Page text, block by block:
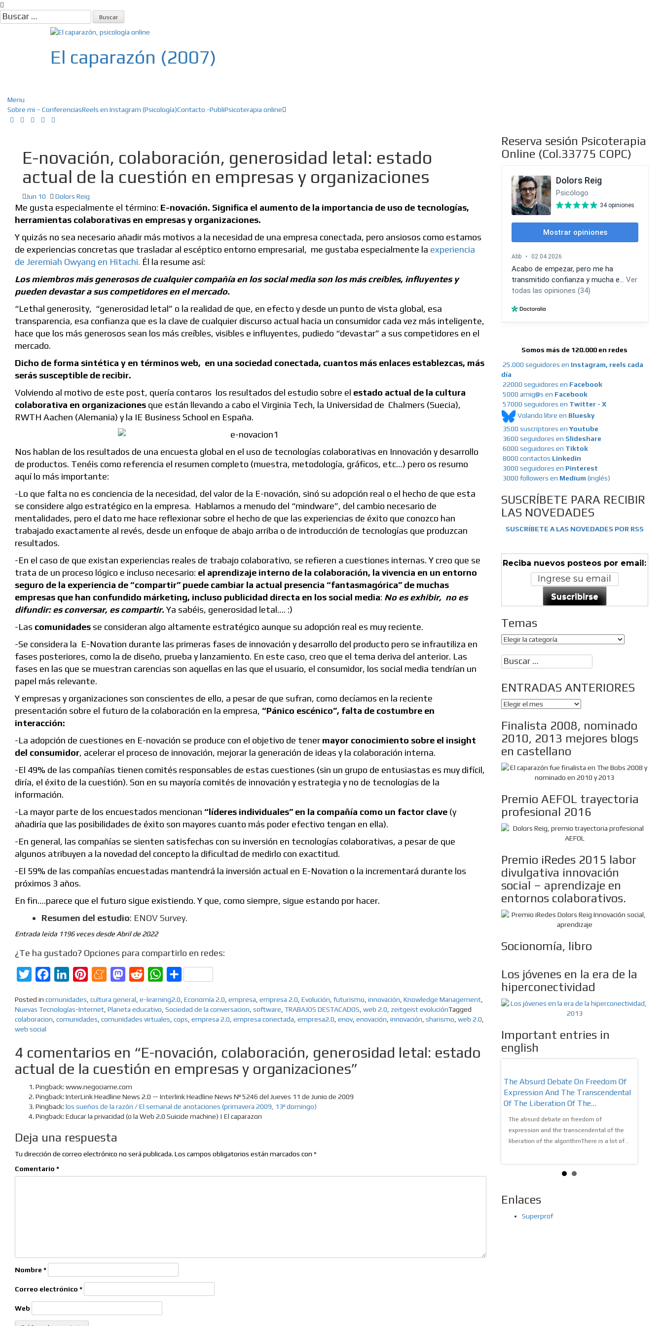
Skip
to
content
Buscar:
El caparazón (2007)
Menu
Sobre mi – ConferenciasReels en Instagram (Psicología)Contacto -PubliPsicoterapia online
E-novación, colaboración, generosidad letal: estado
actual de la cuestión en empresas y organizaciones
Jun 10 Dolors Reig
Me gusta especialmente el término: E-novación. Significa el aumento de la importancia de uso de tecnologías,
herramientas colaborativas en empresas y organizaciones.
Y quizás no sea necesario añadir más motivos a la necesidad de una empresa conectada, pero ansiosos como estamos
de experiencias concretas que trasladar al escéptico entorno empresarial, me gustaba especialmente la experiencia
de Jeremiah Owyang en Hitachi. Él la resume así:
Los miembros más generosos de cualquier compañía en los social media son los más creíbles, influyentes y
pueden devastar a sus competidores en el mercado.
“Lethal generosity, “generosidad letal” o la realidad de que, en efecto y desde un punto de vista global, esa
transparencia, esa confianza que es la clave de cualquier discurso actual hacia un consumidor cada vez más inteligente,
hace que los más generosos sean los más creíbles, visibles e influyentes, pudiedo “devastar” a sus competidores en el
mercado.
Dicho de forma sintética y en términos web, en una sociedad conectada, cuantos más enlaces establezcas, más
serás susceptible de recibir.
Volviendo al motivo de este post, quería contaros los resultados del estudio sobre el estado actual de la cultura
colaborativa en organizaciones que están llevando a cabo el Virginia Tech, la Universidad de Chalmers (Suecia),
RWTH Aachen (Alemania) y la IE Business School en España.
Nos hablan de los resultados de una encuesta global en el uso de tecnologías colaborativas en Innovación y desarrollo
de productos. Tenéis como referencia el resumen completo (muestra, metodología, gráficos, etc…) pero os resumo
aquí lo más importante:
-Lo que falta no es conciencia de la necesidad, del valor de la E-novación, sinó su adopción real o el hecho de que esta
se considere algo estratégico en la empresa. Hablamos a menudo del “mindware”, del cambio necesario de
mentalidades, pero el dato me hace reflexionar sobre el hecho de que las experiencias de éxito que conozco han
trabajado exactamente al revés, desde un enfoque de abajo arriba o de introducción de tecnologías que produzcan
resultados.
-En el caso de que existan experiencias reales de trabajo colaborativo, se refieren a cuestiones internas. Y creo que se
trata de un proceso lógico e incluso necesario: el aprendizaje interno de la colaboración, la vivencia en un entorno
seguro de la experiencia de “compartir” puede cambiar la actual presencia “fantasmagórica” de muchas
empresas que han confundido márketing, incluso publicidad directa en los social media: No es exhibir, no es
difundir: es conversar, es compartir.Ya sabéis, generosidad letal…. :)
-Las comunidades se consideran algo altamente estratégico aunque su adopción real es muy reciente.
-Se considera la E-Novation durante las primeras fases de innovación y desarrollo del producto pero se infrautiliza en
fases posteriores, como la de diseño, prueba y lanzamiento. En este caso, creo que el tema deriva del anterior. Las
fases en las que se muestran carencias son aquellas en las que el usuario, el consumidor, los social media tendrían un
papel más relevante.
Y empresas y organizaciones son conscientes de ello, a pesar de que sufran, como decíamos en la reciente
presentación sobre el futuro de la colaboración en la empresa, “Pánico escénico”, falta de costumbre en
interacción:
-La adopción de cuestiones en E-novación se produce con el objetivo de tener mayor conocimiento sobre el insight
del consumidor, acelerar el proceso de innovación, mejorar la generación de ideas y la colaboración interna.
-El 49% de las compañías tienen comités responsables de estas cuestiones (sin un grupo de entusiastas es muy difícil,
diría, el éxito de la cuestión). Son en su mayoría comités de innovación y estrategia y no de tecnologías de la
información.
-La mayor parte de los encuestados mencionan “líderes individuales” en la compañía como un factor clave (y
añadiría que las posibilidades de éxito son mayores cuanto más poder efectivo tengan en ella).
-En general, las compañías se sienten satisfechas con su inversión en tecnologías colaborativas, a pesar de que
algunos atribuyen a la novedad del concepto la dificultad de medirlo con exactitud.
-El 59% de las compañías encuestadas mantendrá la inversión actual en E-Novation o la incrementará durante los
próximos 3 años.
En fin….parece que el futuro sigue existiendo. Y que, como siempre, sigue estando por hacer.
Resumen del estudio: ENOV Survey.
Entrada leída 1196 veces desde Abril de 2022
¿Te ha gustado? Opciones para compartirlo en redes:
TwitterFacebookLinkedInPinterestMeneameMastodon
Reddit WhatsAppCompartir
Posted in comunidades, cultura general, e-learning2.0, Economía 2.0, empresa, empresa 2.0, Evolución, futurismo, innovación, Knowledge Management,
Nuevas Tecnologías-Internet, Planeta educativo, Sociedad de la conversacion, software, TRABAJOS DESTACADOS, web 2.0, zeitgeist evoluciónTagged
colaboracion, comunidades, comunidades virtuales, cops, empresa 2.0, empresa conectada, empresa2.0, enov, enovación, innovación, sharismo, web 2.0,
web social
4 comentarios en “E-novación, colaboración, generosidad letal: estado
actual de la cuestión en empresas y organizaciones”
Pingback: www.negociame.com
Pingback: InterLink Headline News 2.0 — Interlink Headline News Nº 5246 del Jueves 11 de Junio de 2009
Pingback: los sueños de la razón / El semanal de anotaciones (primavera 2009, 13º domingo)
Pingback: Educar la privacidad (o la Web 2.0 Suicide machine) | El caparazon
Deja una respuesta
Tu dirección de correo electrónico no será publicada. Los campos obligatorios están marcados con *
Comentario *
Nombre *
Correo electrónico *
Web
Reserva sesión Psicoterapia
Online (Col.33775 COPC)
Somos más de 120.000 en redes
25.000 seguidores en Instagram, reels cada
día
22000 seguidores en Facebook
5000 amig@s en Facebook
57000 seguidores en Twitter - X
Volando libre en Bluesky
3500 suscriptores en Youtube
3600 seguidores en Slideshare
6000 seguidores en Tiktok
8000 contactos Linkedin
3000 seguidores en Pinterest
3000 followers en Medium (inglés)
SUSCRÍBETE PARA RECIBIR
LAS NOVEDADES
SUSCRÍBETE A LAS NOVEDADES POR RSS
Reciba nuevos posteos por email:
Suscribirse
Temas
Temas
Buscar:
ENTRADAS ANTERIORES
ENTRADAS
Finalista 2008, nominado
2010, 2013 mejores blogs
en castellano
Premio AEFOL trayectoria
profesional 2016
Premio iRedes 2015 labor
divulgativa innovación
social – aprendizaje en
entornos colaborativos.
Socionomía, libro
Los jóvenes en la era de la
hiperconectividad
Important entries in
english
The Absurd Debate On Freedom Of
Expression And The Transcendental
Of The Liberation Of The…
The absurd debate on freedom of
expression and the transcendental of the
liberation of the algorithmThere is a lot of...
Enlaces
Superprof